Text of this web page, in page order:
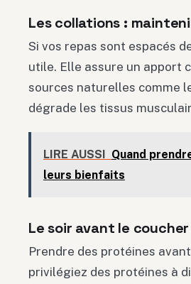
Les collations :
Si vos repas sont espacés
utile. Elle assure un apport
sources naturelles comme
dégrade les tissus
LIRE AUSSI Quand
leurs bienfaits
Le soir avant le
Prendre des protéines
privilégiez des protéines à